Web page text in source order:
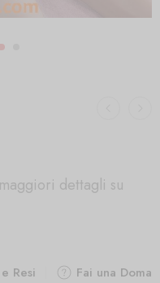
dettagli su
Resi
Fai una